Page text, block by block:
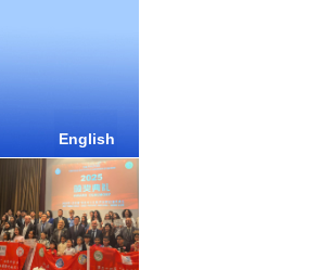
English